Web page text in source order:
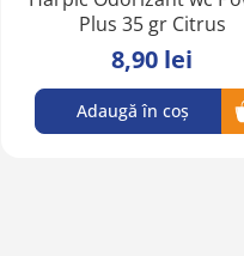
Plus 35 gr Citrus
8,90 lei
Adaugă în coș